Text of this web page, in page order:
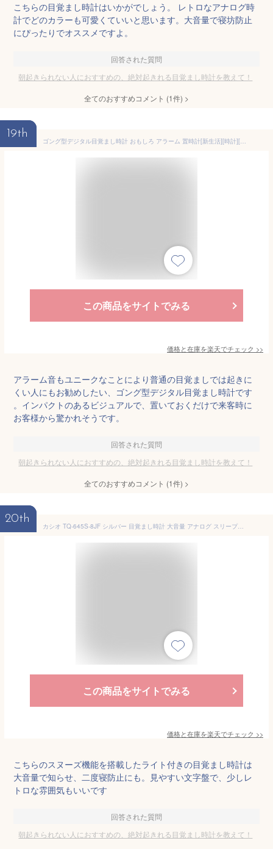
こちらの目覚まし時計はいかがでしょう。 レトロなアナログ時
計でどのカラーも可愛くていいと思います。大音量で寝坊防止
にぴったりでオススメですよ。
回答された質問
朝起きられない人におすすめの、絶対起きれる目覚まし時計を教えて！
全てのおすすめコメント (1件) >
19th
ゴング型デジタル目覚まし時計 おもしろ アラーム 置時計[新生活][時計][ギフト][送料無料(一部地域を除く)]
この商品をサイトでみる
価格と在庫を楽天でチェック >>
アラーム音もユニークなことにより普通の目覚ましでは起きに
くい人にもお勧めしたい、ゴング型デジタル目覚まし時計です
。インパクトのあるビジュアルで、置いておくだけで来客時に
お客様から驚かれそうです。
回答された質問
朝起きられない人におすすめの、絶対起きれる目覚まし時計を教えて！
全てのおすすめコメント (1件) >
20th
カシオ TQ-645S-8JF シルバー 目覚まし時計 大音量 アナログ スリープバスター スヌーズ ライト付き CASIO 送料無料 【SK03495】
この商品をサイトでみる
価格と在庫を楽天でチェック >>
こちらのスヌーズ機能を搭載したライト付きの目覚まし時計は
大音量で知らせ、二度寝防止にも。見やすい文字盤で、少しレ
トロな雰囲気もいいです
回答された質問
朝起きられない人におすすめの、絶対起きれる目覚まし時計を教えて！